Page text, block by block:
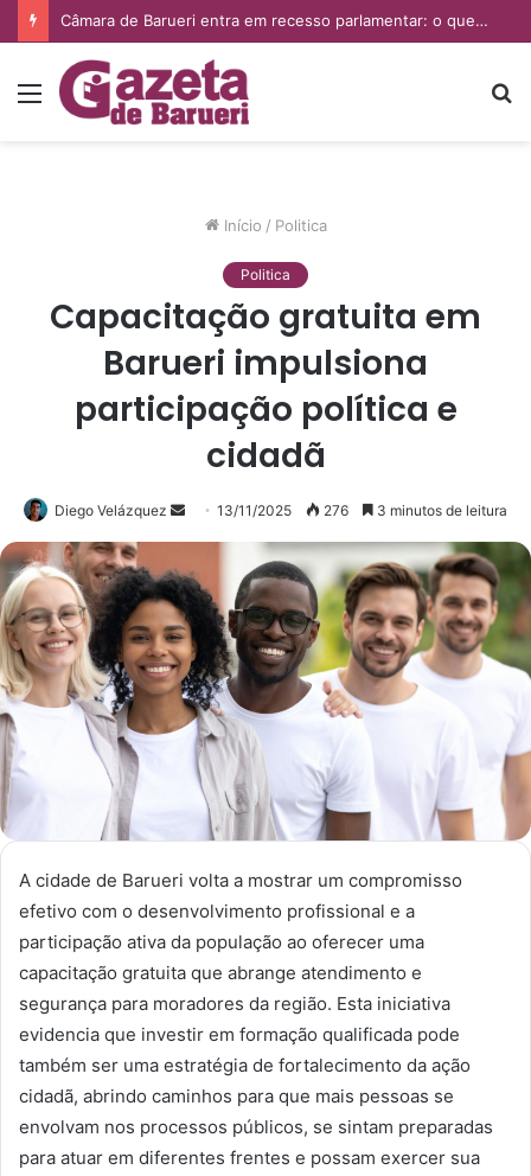
Câmara de Barueri entra em recesso parlamentar: o que muda para a população e quais serviços continuam funcionando
Menu
Início / Politica
Politica
Capacitação gratuita em
Barueri impulsiona
participação política e
cidadã
Diego Velázquez
Mande
um
e-
mail
13/11/2025 276 3 minutos de leitura
A cidade de Barueri volta a mostrar um compromisso
efetivo com o desenvolvimento profissional e a
participação ativa da população ao oferecer uma
capacitação gratuita que abrange atendimento e
segurança para moradores da região. Esta iniciativa
evidencia que investir em formação qualificada pode
também ser uma estratégia de fortalecimento da ação
cidadã, abrindo caminhos para que mais pessoas se
envolvam nos processos públicos, se sintam preparadas
para atuar em diferentes frentes e possam exercer sua